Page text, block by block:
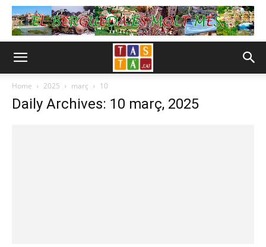
Home 2025 març 10
Daily Archives: 10 març, 2025